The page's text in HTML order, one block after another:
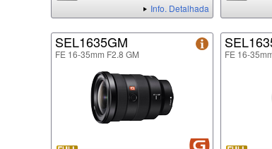
Info. Detalhada
SEL1635GM
FE 16-35mm F2.8 GM FE 16-